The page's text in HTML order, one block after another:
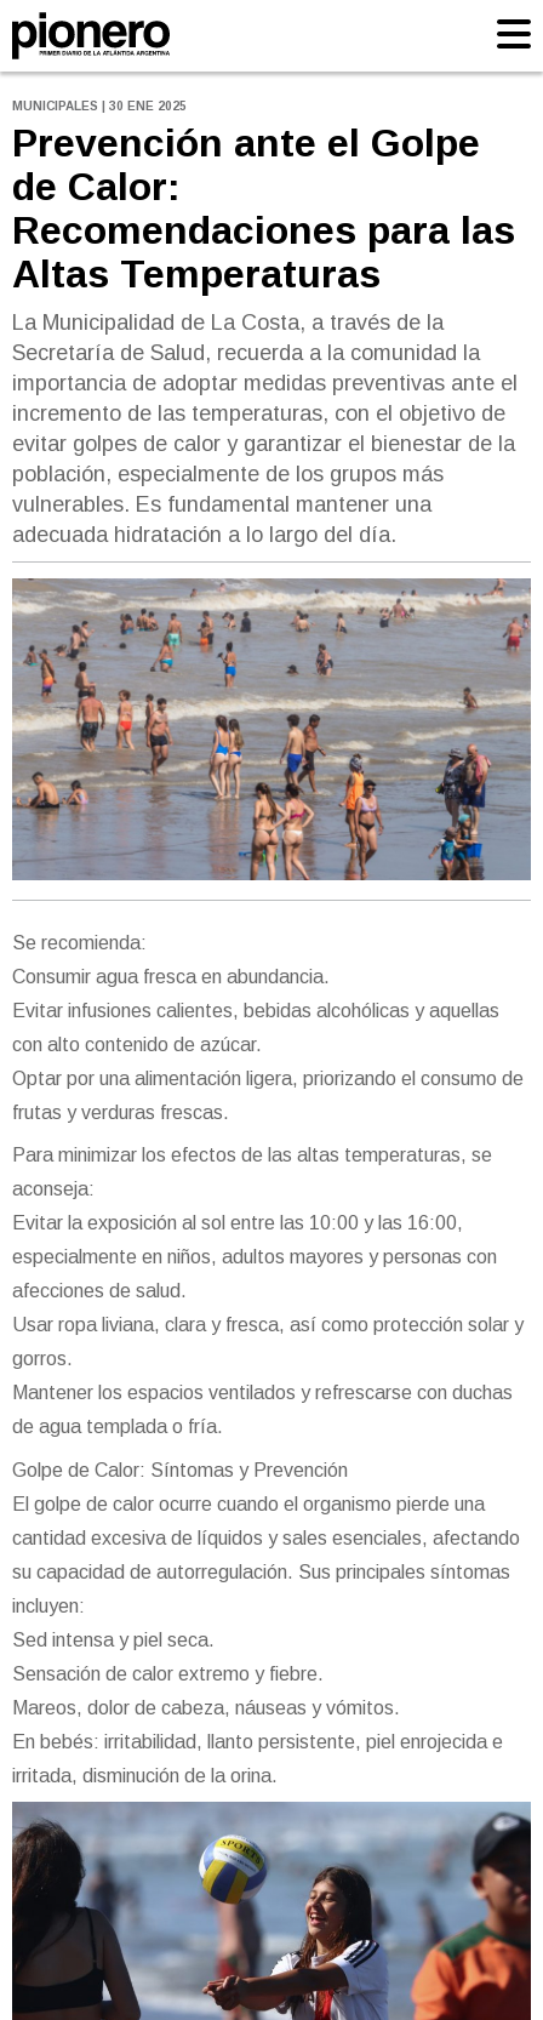
MUNICIPALES | 30 ENE 2025
Prevención ante el Golpe
de Calor:
Recomendaciones para las
Altas Temperaturas
La Municipalidad de La Costa, a través de la
Secretaría de Salud, recuerda a la comunidad la
importancia de adoptar medidas preventivas ante el
incremento de las temperaturas, con el objetivo de
evitar golpes de calor y garantizar el bienestar de la
población, especialmente de los grupos más
vulnerables. Es fundamental mantener una
adecuada hidratación a lo largo del día.
Se recomienda:
Consumir agua fresca en abundancia.
Evitar infusiones calientes, bebidas alcohólicas y aquellas
con alto contenido de azúcar.
Optar por una alimentación ligera, priorizando el consumo de
frutas y verduras frescas.
Para minimizar los efectos de las altas temperaturas, se
aconseja:
Evitar la exposición al sol entre las 10:00 y las 16:00,
especialmente en niños, adultos mayores y personas con
afecciones de salud.
Usar ropa liviana, clara y fresca, así como protección solar y
gorros.
Mantener los espacios ventilados y refrescarse con duchas
de agua templada o fría.
Golpe de Calor: Síntomas y Prevención
El golpe de calor ocurre cuando el organismo pierde una
cantidad excesiva de líquidos y sales esenciales, afectando
su capacidad de autorregulación. Sus principales síntomas
incluyen:
Sed intensa y piel seca.
Sensación de calor extremo y fiebre.
Mareos, dolor de cabeza, náuseas y vómitos.
En bebés: irritabilidad, llanto persistente, piel enrojecida e
irritada, disminución de la orina.